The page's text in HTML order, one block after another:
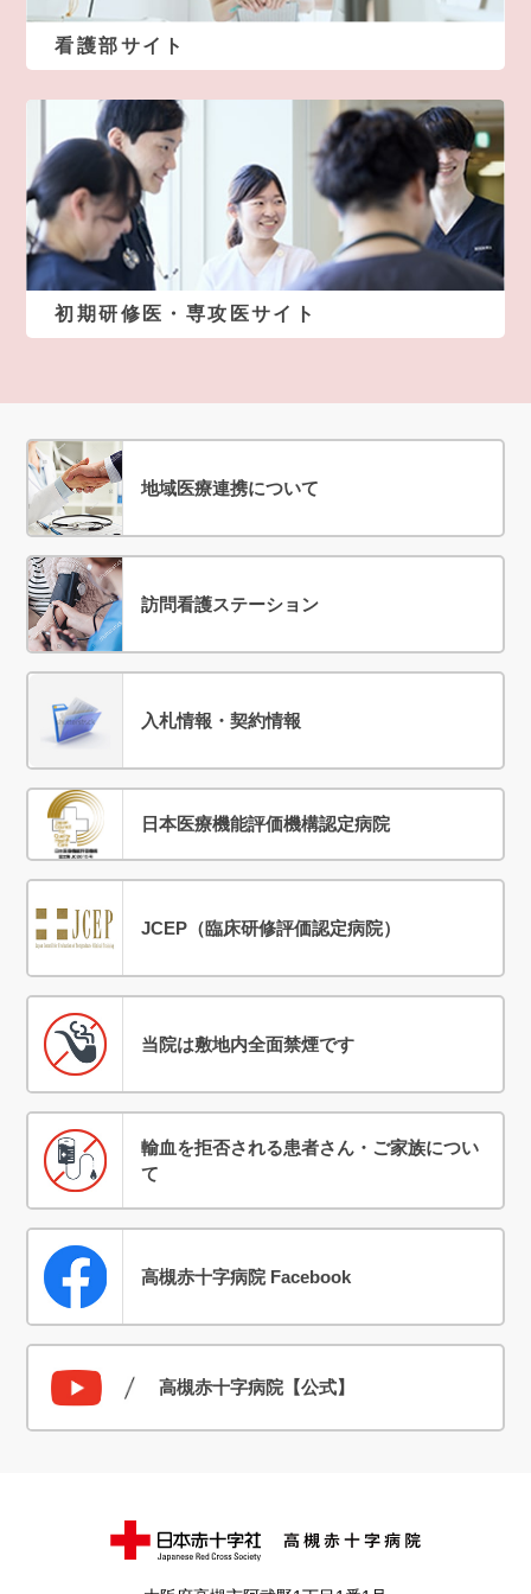
看護部サイト
初期研修医・専攻医サイト
地域医療連携について
訪問看護ステーション
入札情報・契約情報
日本医療機能評価機構認定病院
JCEP（臨床研修評価認定病院）
当院は敷地内全面禁煙です
輸血を拒否される患者さん・ご家族につい
て
高槻赤十字病院 Facebook
高槻赤十字病院【公式】